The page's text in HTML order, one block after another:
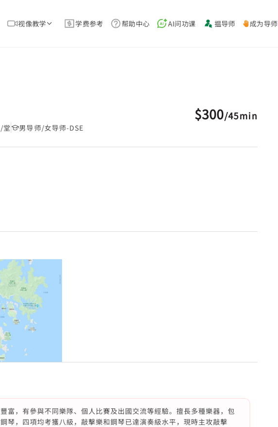
视像教学 学费参考 帮助中心 AI问功课 揾导师 成为导师
堂 男导师/女导师-DSE
$300/45min
富，有參與不同樂隊、個人比賽及出國交流等經驗。擅長多種樂器，包
琴，四項均考獲八級，敲擊樂和鋼琴已達演奏級水平，現時主攻敲擊